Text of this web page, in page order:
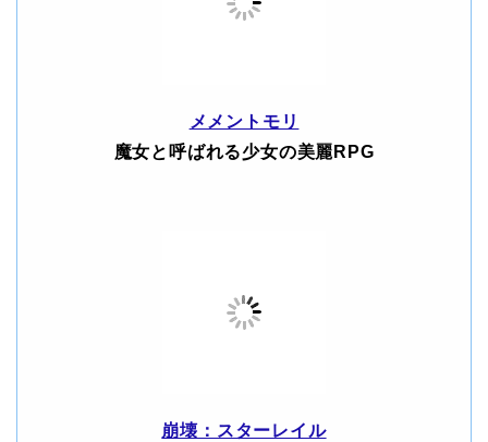
メメントモリ
魔女と呼ばれる少女の美麗RPG
崩壊：スターレイル